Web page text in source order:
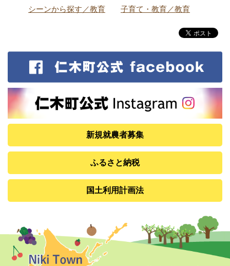
シーンから探す／教育 子育て・教育／教育
新規就農者募集
ふるさと納税
国土利用計画法